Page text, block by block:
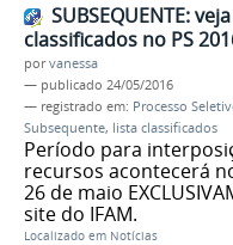
SUBSEQUENTE:
classificados no PS
porvanessa
— publicado 24/05/2016
— registrado em: Processo
Subsequente, lista classificados
Período para
recursos acontecerá
26 de maio
site do IFAM.
Localizado em Notícias